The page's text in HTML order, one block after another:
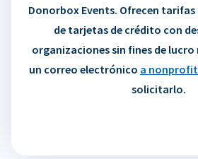
Donorbox Events. Ofrecen
de tarjetas de crédito con
organizaciones sin fines de lucro
un correo electrónico a
solicitarlo.